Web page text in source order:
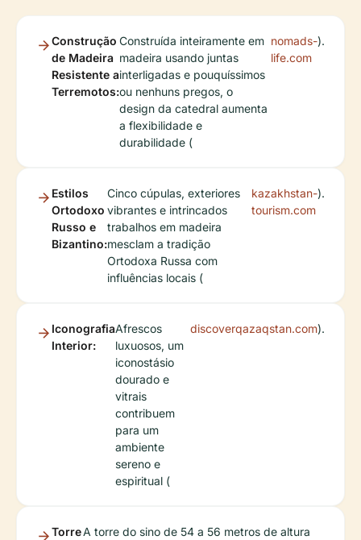
Construção
de Madeira
Resistente a
Terremotos:
Construída inteiramente em
madeira usando juntas
interligadas e pouquíssimos
ou nenhuns pregos, o
design da catedral aumenta
a flexibilidade e
durabilidade (
nomads-
life.com
).
Estilos
Ortodoxo
Russo e
Bizantino:
Cinco cúpulas, exteriores
vibrantes e intrincados
trabalhos em madeira
mesclam a tradição
Ortodoxa Russa com
influências locais (
kazakhstan-
tourism.com
).
Iconografia
Interior:
Afrescos
luxuosos, um
iconostásio
dourado e
vitrais
contribuem
para um
ambiente
sereno e
espiritual (
discoverqazaqstan.com).
TorreA torre do sino de 54 a 56 metros de altura